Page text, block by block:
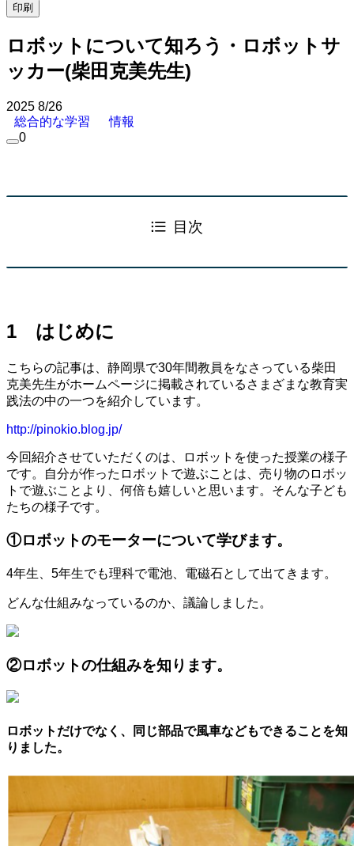
印刷
ロボットについて知ろう・ロボットサ
ッカー(柴田克美先生)
2025 8/26
総合的な学習
情報
0
目次
1 はじめに
こちらの記事は、静岡県で30年間教員をなさっている柴田
克美先生がホームページに掲載されているさまざまな教育実
践法の中の一つを紹介しています。
http://pinokio.blog.jp/
今回紹介させていただくのは、ロボットを使った授業の様子
です。自分が作ったロボットで遊ぶことは、売り物のロボッ
トで遊ぶことより、何倍も嬉しいと思います。そんな子ども
たちの様子です。
①ロボットのモーターについて学びます。
4年生、5年生でも理科で電池、電磁石として出てきます。
どんな仕組みなっているのか、議論しました。
②ロボットの仕組みを知ります。
ロボットだけでなく、同じ部品で風車などもできることを知
りました。